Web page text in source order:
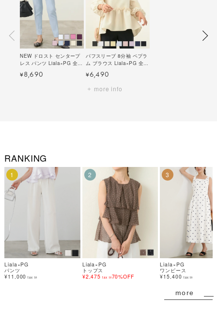
NEW ドロスト センタープ
レス パンツ Liala×PG 全9
¥8,690
パフスリーブ 8分袖 ペプラ
ム ブラウス Liala×PG 全9
¥6,490
more info
RANKING
1
Liala×PG
パンツ
¥11,000 tax in
2
Liala×PG
トップス
¥2,475 tax in70%OFF
3
Liala×PG
ワンピース
¥15,400 tax in
more